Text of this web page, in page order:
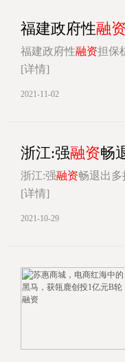
福建政府性融资
福建政府性融资担保
[详情]
2021-11-02
浙江:强融资畅
浙江:强融资畅退出
[详情]
2021-10-29